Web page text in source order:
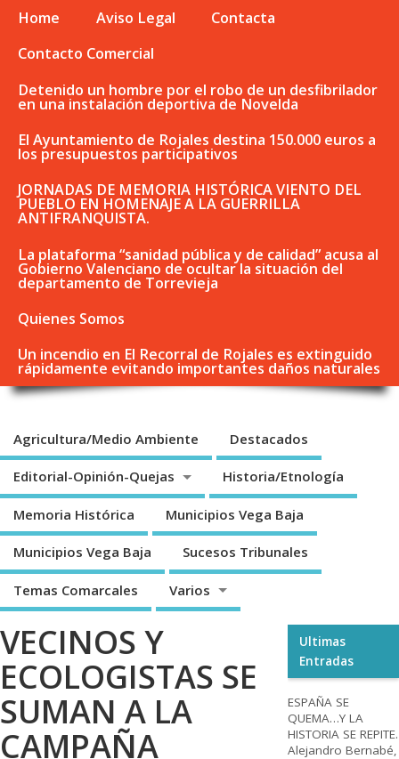
Home Aviso Legal
Contacta
Contacto Comercial
Detenido un hombre por el robo de un desfibrilador
en una instalación deportiva de Novelda
El Ayuntamiento de Rojales destina 150.000 euros a
los presupuestos participativos
JORNADAS DE MEMORIA HISTÓRICA VIENTO DEL
PUEBLO EN HOMENAJE A LA GUERRILLA
ANTIFRANQUISTA.
La plataforma “sanidad pública y de calidad” acusa al
Gobierno Valenciano de ocultar la situación del
departamento de Torrevieja
Quienes Somos
Un incendio en El Recorral de Rojales es extinguido
rápidamente evitando importantes daños naturales
Agricultura/Medio Ambiente Destacados
Editorial-Opinión-Quejas Historia/Etnología
Memoria Histórica Municipios Vega Baja
Municipios Vega Baja Sucesos Tribunales
Temas Comarcales Varios
VECINOS Y
ECOLOGISTAS SE
SUMAN A LA
CAMPAÑA
Ultimas
Entradas
ESPAÑA SE
QUEMA…Y LA
HISTORIA SE REPITE.
Alejandro Bernabé,